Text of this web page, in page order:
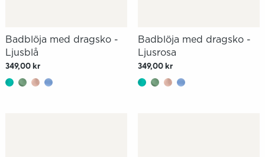
Badblöja med dragsko -
Ljusblå
349,00 kr
Badblöja med dragsko -
Ljusrosa
349,00 kr